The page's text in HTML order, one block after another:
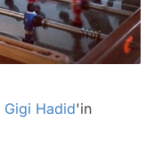
Gigi Hadid'in